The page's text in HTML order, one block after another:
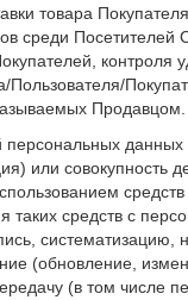
товара
среди Посетителей
контроля
Пользователя/
Продавцом.
персональных
или совокупность
таких средств с
систематизацию,
(обновление,
(в том числе